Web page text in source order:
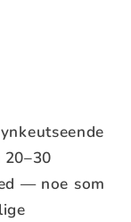
— noe som